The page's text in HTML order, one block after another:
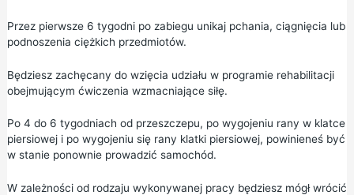
Przez pierwsze 6 tygodni po zabiegu unikaj pchania, ciągnięcia lub
podnoszenia ciężkich przedmiotów.
Będziesz zachęcany do wzięcia udziału w programie rehabilitacji
obejmującym ćwiczenia wzmacniające siłę.
Po 4 do 6 tygodniach od przeszczepu, po wygojeniu rany w klatce
piersiowej i po wygojeniu się rany klatki piersiowej, powinieneś być
w stanie ponownie prowadzić samochód.
W zależności od rodzaju wykonywanej pracy będziesz mógł wrócić